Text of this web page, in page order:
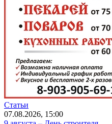
Статьи
07.08.2026, 15:00